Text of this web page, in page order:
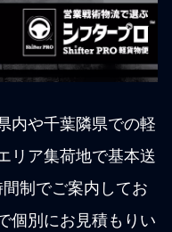
内や千葉隣県での軽
リア集荷地で基本送
制でご案内してお
個別にお見積もりい